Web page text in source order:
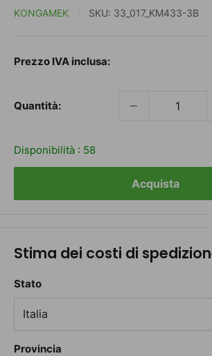
KONGAMEK SKU: 33_017_KM433-3B
Prezzo IVA inclusa:
Quantità:
Disponibilità : 58
Acquista
Stima dei costi di
Stato
Provincia